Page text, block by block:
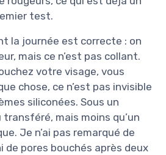
test.
la journée est correcte : on
mais ce n’est pas collant.
votre visage, vous
chose, ce n’est pas invisible
siliconées. Sous un
transféré, mais moins qu’un
Je n’ai pas remarqué de
de pores bouchés après deux